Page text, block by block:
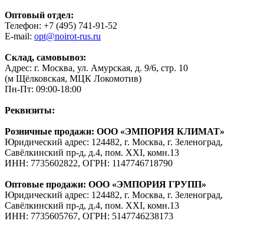
Оптовый отдел:
Телефон: +7 (495) 741-91-52
E-mail: opt@noirot-rus.ru
Склад, самовывоз:
Адрес: г. Москва, ул. Амурская, д. 9/6, стр. 10
(м Щёлковская, МЦК Локомотив)
Пн-Пт: 09:00-18:00
Реквизиты:
Розничные продажи: ООО «ЭМПОРИЯ КЛИМАТ»
Юридический адрес: 124482, г. Москва, г. Зеленоград,
Савёлкинский пр-д, д.4, пом. XXI, комн.13
ИНН: 7735602822, ОГРН: 1147746718790
Оптовые продажи: ООО «ЭМПОРИЯ ГРУПП»
Юридический адрес: 124482, г. Москва, г. Зеленоград,
Савёлкинский пр-д, д.4, пом. XXI, комн.13
ИНН: 7735605767, ОГРН: 5147746238173